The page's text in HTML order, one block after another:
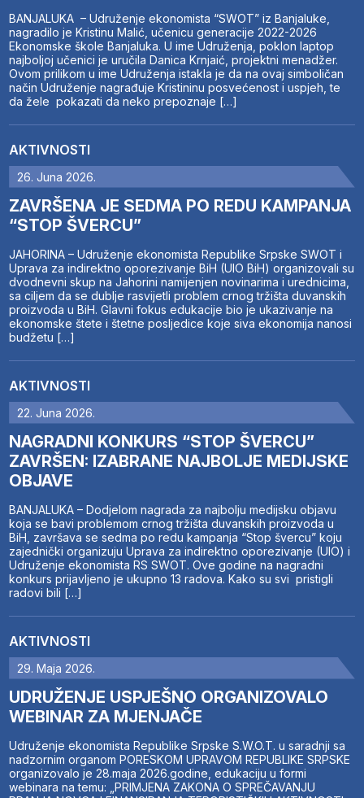
BANJALUKA – Udruženje ekonomista “SWOT” iz Banjaluke,
nagradilo je Kristinu Malić, učenicu generacije 2022-2026
Ekonomske škole Banjaluka. U ime Udruženja, poklon laptop
najboljoj učenici je uručila Danica Krnjaić, projektni menadžer.
Ovom prilikom u ime Udruženja istakla je da na ovaj simboličan
način Udruženje nagrađuje Kristininu posvećenost i uspjeh, te
da žele pokazati da neko prepoznaje […]
AKTIVNOSTI
26. Juna 2026.
ZAVRŠENA JE SEDMA PO REDU KAMPANJA
“STOP ŠVERCU”
JAHORINA – Udruženje ekonomista Republike Srpske SWOT i
Uprava za indirektno oporezivanje BiH (UIO BiH) organizovali su
dvodnevni skup na Jahorini namijenjen novinarima i urednicima,
sa ciljem da se dublje rasvijetli problem crnog tržišta duvanskih
proizvoda u BiH. Glavni fokus edukacije bio je ukazivanje na
ekonomske štete i štetne posljedice koje siva ekonomija nanosi
budžetu […]
AKTIVNOSTI
22. Juna 2026.
NAGRADNI KONKURS “STOP ŠVERCU”
ZAVRŠEN: IZABRANE NAJBOLJE MEDIJSKE
OBJAVE
BANJALUKA – Dodjelom nagrada za najbolju medijsku objavu
koja se bavi problemom crnog tržišta duvanskih proizvoda u
BiH, završava se sedma po redu kampanja “Stop švercu” koju
zajednički organizuju Uprava za indirektno oporezivanje (UIO) i
Udruženje ekonomista RS SWOT. Ove godine na nagradni
konkurs prijavljeno je ukupno 13 radova. Kako su svi pristigli
radovi bili […]
AKTIVNOSTI
29. Maja 2026.
UDRUŽENJE USPJEŠNO ORGANIZOVALO
WEBINAR ZA MJENJAČE
Udruženje ekonomista Republike Srpske S.W.O.T. u saradnji sa
nadzornim organom PORESKOM UPRAVOM REPUBLIKE SRPSKE
organizovalo je 28.maja 2026.godine, edukaciju u formi
webinara na temu: „PRIMJENA ZAKONA O SPREČAVANJU